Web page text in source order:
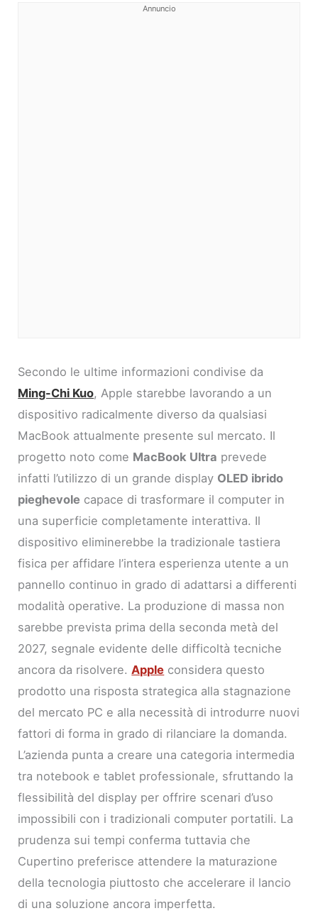
Annuncio
Secondo le ultime informazioni condivise da
Ming-Chi Kuo, Apple starebbe lavorando a un
dispositivo radicalmente diverso da qualsiasi
MacBook attualmente presente sul mercato. Il
progetto noto come MacBook Ultra prevede
infatti l’utilizzo di un grande display OLED ibrido
pieghevole capace di trasformare il computer in
una superficie completamente interattiva. Il
dispositivo eliminerebbe la tradizionale tastiera
fisica per affidare l’intera esperienza utente a un
pannello continuo in grado di adattarsi a differenti
modalità operative. La produzione di massa non
sarebbe prevista prima della seconda metà del
2027, segnale evidente delle difficoltà tecniche
ancora da risolvere.Apple considera questo
prodotto una risposta strategica alla stagnazione
del mercato PC e alla necessità di introdurre nuovi
fattori di forma in grado di rilanciare la domanda.
L’azienda punta a creare una categoria intermedia
tra notebook e tablet professionale, sfruttando la
flessibilità del display per offrire scenari d’uso
impossibili con i tradizionali computer portatili. La
prudenza sui tempi conferma tuttavia che
Cupertino preferisce attendere la maturazione
della tecnologia piuttosto che accelerare il lancio
di una soluzione ancora imperfetta.